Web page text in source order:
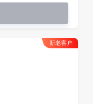
新老客户